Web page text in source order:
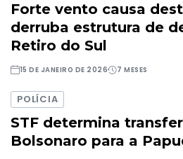
Forte vento causa
derruba estrutura de
Retiro do Sul
15 DE JANEIRO DE 2026 7 MESES
POLÍCIA
STF determina
Bolsonaro para a